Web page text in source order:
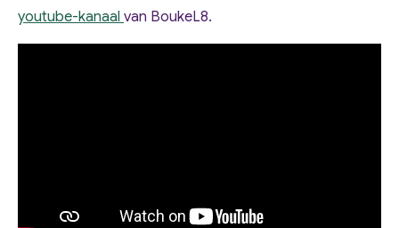
youtube-kanaal van BoukeL8.